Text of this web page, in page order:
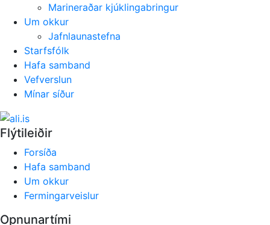
Marineraðar kjúklingabringur
Um okkur
Jafnlaunastefna
Starfsfólk
Hafa samband
Vefverslun
Mínar síður
Flýtileiðir
Forsíða
Hafa samband
Um okkur
Fermingarveislur
Opnunartími